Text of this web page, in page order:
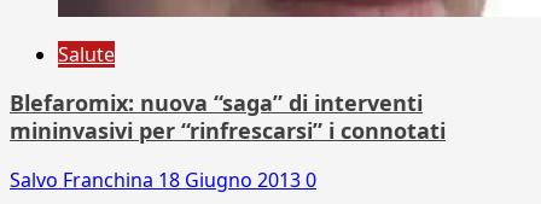
Salute
Blefaromix: nuova “saga” di interventi
mininvasivi per “rinfrescarsi” i connotati
Salvo Franchina 18 Giugno 20130